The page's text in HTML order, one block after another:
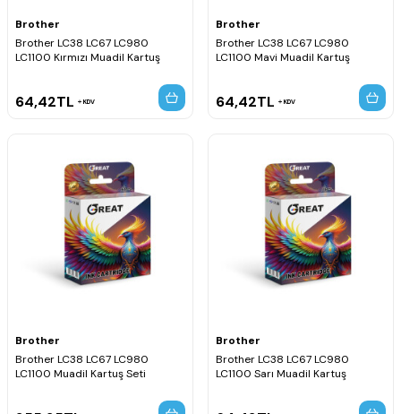
Brother
Brother LC38 LC67 LC980
LC1100 Kırmızı Muadil Kartuş
64,42TL KDV
Brother
Brother LC38 LC67 LC980
LC1100 Mavi Muadil Kartuş
64,42TL KDV
Brother
Brother LC38 LC67 LC980
LC1100 Muadil Kartuş Seti
Brother
Brother LC38 LC67 LC980
LC1100 Sarı Muadil Kartuş